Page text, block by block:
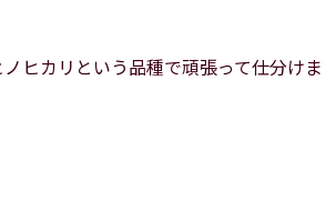
ヒカリという品種で頑張って仕分けま